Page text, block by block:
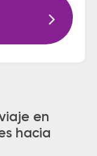
en
hacia